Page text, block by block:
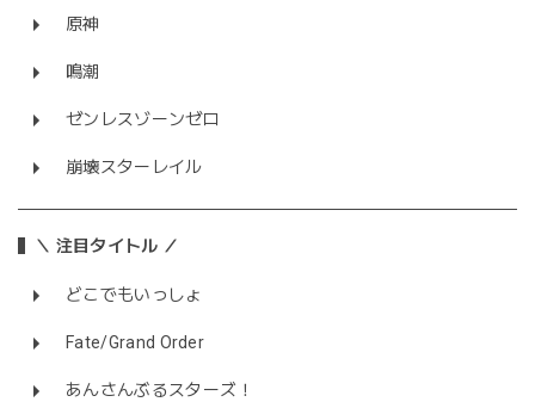
原神
鳴潮
ゼンレスゾーンゼロ
崩壊スターレイル
＼ 注目タイトル ／
どこでもいっしょ
Fate/Grand Order
あんさんぶるスターズ！